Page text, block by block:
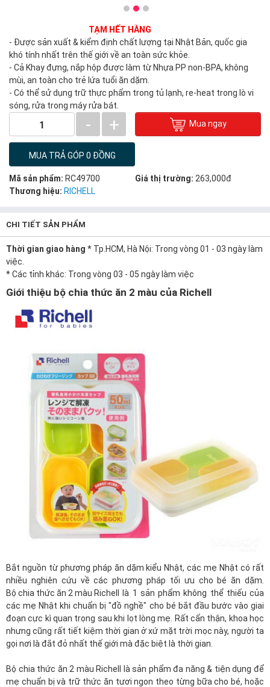
TẠM HẾT HÀNG
- Được sản xuất & kiểm định chất lượng tại Nhật Bản, quốc gia
khó tính nhất trên thế giới về an toàn sức khỏe.
- Cả Khay đựng, nắp hộp được làm từ Nhựa PP non-BPA, không
mùi, an toàn cho trẻ lứa tuổi ăn dặm.
- Có thể sử dụng trữ thực phẩm trong tủ lạnh, re-heat trong lò vi
sóng, rửa trong máy rửa bát.
1 - + Mua ngay
MUA TRẢ GÓP 0 ĐỒNG
Mã sản phẩm: RC49700 Giá thị trường: 263,000đ
Thương hiệu: RICHELL
CHI TIẾT SẢN PHẨM
Thời gian giao hàng * Tp.HCM, Hà Nội: Trong vòng 01 - 03 ngày làm
việc.
* Các tỉnh khác: Trong vòng 03 - 05 ngày làm việc
Giới thiệu bộ chia thức ăn 2 màu của Richell
Bắt nguồn từ phương pháp ăn dặm kiểu Nhật, các mẹ Nhật có rất
nhiều nghiên cứu về các phương pháp tối ưu cho bé ăn dặm.
Bộ chia thức ăn 2 màu Richell
là 1 sản phẩm không thể thiếu của
các mẹ Nhật khi chuẩn bị "đồ nghề" cho bé bắt đầu bước vào giai
đoạn cực kì quan trọng sau khi lọt lòng mẹ. Rất cẩn thận, khoa học
nhưng cũng rất tiết kiệm thời gian ở xứ mặt trời mọc này, người ta
gọi nơi là đắt đỏ nhất thế giới mà đặc biệt là thời gian.
Bộ chia thức ăn 2 màu Richell là sản phẩm đa năng & tiện dụng để
mẹ chuẩn bị và trữ thức ăn tươi ngon theo từng bữa cho bé, hoặc